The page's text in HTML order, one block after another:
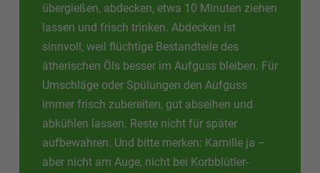
übergießen, abdecken, etwa 10 Minuten ziehen
lassen und frisch trinken. Abdecken ist
sinnvoll, weil flüchtige Bestandteile des
ätherischen Öls besser im Aufguss bleiben. Für
Umschläge oder Spülungen den Aufguss
immer frisch zubereiten, gut abseihen und
abkühlen lassen. Reste nicht für später
aufbewahren. Und bitte merken: Kamille ja –
aber nicht am Auge, nicht bei Korbblütler-